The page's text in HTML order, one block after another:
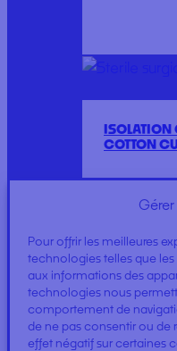
Pour offrir les meilleures
technologies telles que
aux informations des
technologies nous
comportement de
de ne pas consentir ou de
effet négatif sur certaines
ISOLATION
COTTON
TYPE 5/6